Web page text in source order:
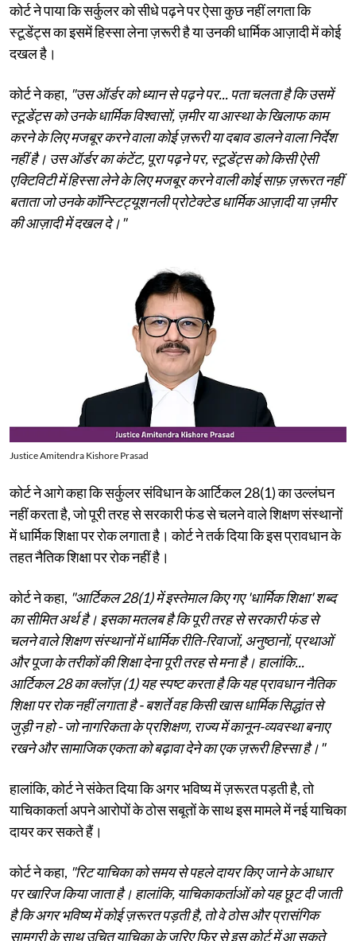
कोर्ट ने पाया कि सर्कुलर को सीधे पढ़ने पर ऐसा कुछ नहीं लगता कि
स्टूडेंट्स का इसमें हिस्सा लेना ज़रूरी है या उनकी धार्मिक आज़ादी में कोई
दखल है।
कोर्ट ने कहा, "उस ऑर्डर को ध्यान से पढ़ने पर... पता चलता है कि उसमें
स्टूडेंट्स को उनके धार्मिक विश्वासों, ज़मीर या आस्था के खिलाफ काम
करने के लिए मजबूर करने वाला कोई ज़रूरी या दबाव डालने वाला निर्देश
नहीं है। उस ऑर्डर का कंटेंट, पूरा पढ़ने पर, स्टूडेंट्स को किसी ऐसी
एक्टिविटी में हिस्सा लेने के लिए मजबूर करने वाली कोई साफ़ ज़रूरत नहीं
बताता जो उनके कॉन्स्टिट्यूशनली प्रोटेक्टेड धार्मिक आज़ादी या ज़मीर
की आज़ादी में दखल दे।"
Justice Amitendra Kishore Prasad
कोर्ट ने आगे कहा कि सर्कुलर संविधान के आर्टिकल 28(1) का उल्लंघन
नहीं करता है, जो पूरी तरह से सरकारी फंड से चलने वाले शिक्षण संस्थानों
में धार्मिक शिक्षा पर रोक लगाता है। कोर्ट ने तर्क दिया कि इस प्रावधान के
तहत नैतिक शिक्षा पर रोक नहीं है।
कोर्ट ने कहा, "आर्टिकल 28(1) में इस्तेमाल किए गए 'धार्मिक शिक्षा' शब्द
का सीमित अर्थ है। इसका मतलब है कि पूरी तरह से सरकारी फंड से
चलने वाले शिक्षण संस्थानों में धार्मिक रीति-रिवाजों, अनुष्ठानों, प्रथाओं
और पूजा के तरीकों की शिक्षा देना पूरी तरह से मना है। हालांकि...
आर्टिकल 28 का क्लॉज़ (1) यह स्पष्ट करता है कि यह प्रावधान नैतिक
शिक्षा पर रोक नहीं लगाता है - बशर्ते वह किसी खास धार्मिक सिद्धांत से
जुड़ी न हो - जो नागरिकता के प्रशिक्षण, राज्य में कानून-व्यवस्था बनाए
रखने और सामाजिक एकता को बढ़ावा देने का एक ज़रूरी हिस्सा है।"
हालांकि, कोर्ट ने संकेत दिया कि अगर भविष्य में ज़रूरत पड़ती है, तो
याचिकाकर्ता अपने आरोपों के ठोस सबूतों के साथ इस मामले में नई याचिका
दायर कर सकते हैं।
कोर्ट ने कहा, "रिट याचिका को समय से पहले दायर किए जाने के आधार
पर खारिज किया जाता है। हालांकि, याचिकाकर्ताओं को यह छूट दी जाती
है कि अगर भविष्य में कोई ज़रूरत पड़ती है, तो वे ठोस और प्रासंगिक
सामग्री के साथ उचित याचिका के ज़रिए फिर से इस कोर्ट में आ सकते